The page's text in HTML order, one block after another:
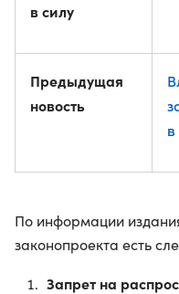
в силу
Предыдущая
новость
По информации
законопроекта есть
Запрет на